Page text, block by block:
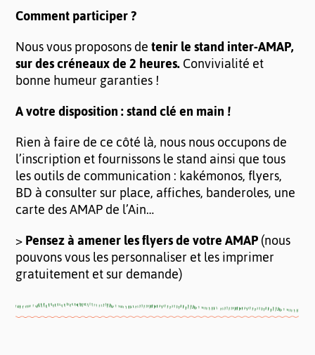
Comment participer ?
Nous vous proposons detenir le stand inter-AMAP,
sur des créneaux de 2 heures.Convivialité et
bonne humeur garanties !
A votre disposition : stand clé en main !
Rien à faire de ce côté là, nous nous occupons de
l’inscription et fournissons le stand ainsi que tous
les outils de communication : kakémonos, flyers,
BD à consulter sur place, affiches, banderoles, une
carte des AMAP de l’Ain…
>Pensez à amener les flyers de votre AMAP(nous
pouvons vous les personnaliser et les imprimer
gratuitement et sur demande)